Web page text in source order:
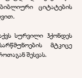
ციტატების
სურვილი ჰქონდეს
მტკიცე
შესვას.